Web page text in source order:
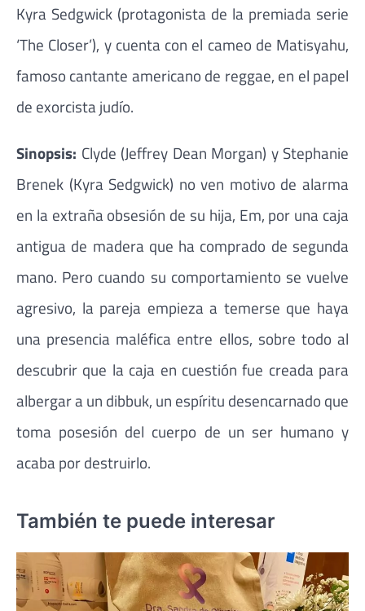
Kyra Sedgwick (protagonista de la premiada serie
‘The Closer’), y cuenta con el cameo de Matisyahu,
famoso cantante americano de reggae, en el papel
de exorcista judío.
Sinopsis: Clyde (Jeffrey Dean Morgan) y Stephanie
Brenek (Kyra Sedgwick) no ven motivo de alarma
en la extraña obsesión de su hija, Em, por una caja
antigua de madera que ha comprado de segunda
mano. Pero cuando su comportamiento se vuelve
agresivo, la pareja empieza a temerse que haya
una presencia maléfica entre ellos, sobre todo al
descubrir que la caja en cuestión fue creada para
albergar a un dibbuk, un espíritu desencarnado que
toma posesión del cuerpo de un ser humano y
acaba por destruirlo.
También te puede interesar